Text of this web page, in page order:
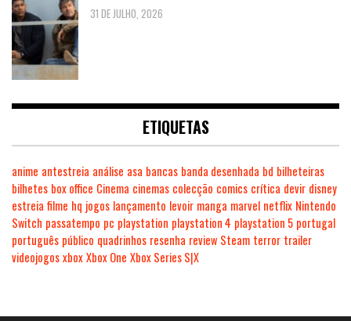
31 DE JULHO, 2026
ETIQUETAS
anime antestreia análise asa bancas banda desenhada bd bilheteiras
bilhetes box office Cinema cinemas colecção comics crítica devir disney
estreia filme hq jogos lançamento levoir manga marvel netflix Nintendo
Switch passatempo pc playstation playstation 4 playstation 5 portugal
português público quadrinhos resenha review Steam terror trailer
videojogosxboxXbox One Xbox Series S|X